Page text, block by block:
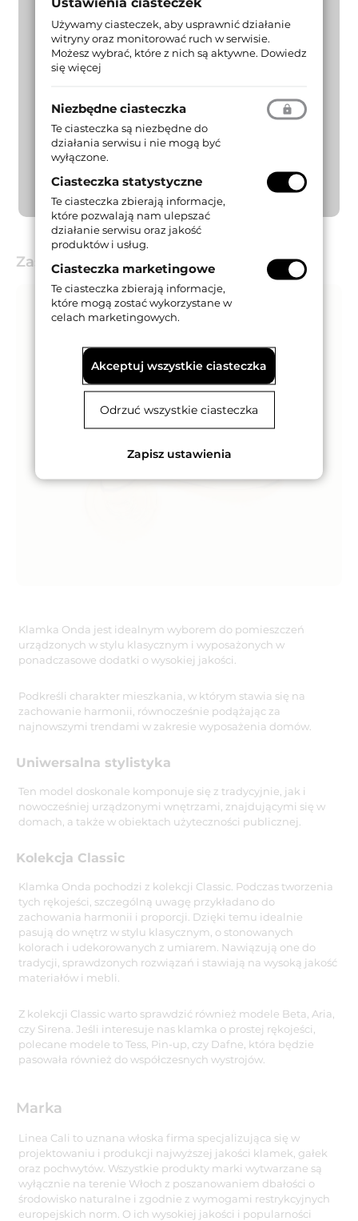
Zastosowanie
Klamka Onda jest idealnym wyborem do pomieszczeń
urządzonych w stylu klasycznym i wyposażonych w
ponadczasowe dodatki o wysokiej jakości.
Podkreśli charakter mieszkania, w którym stawia się na
zachowanie harmonii, równocześnie podążając za
najnowszymi trendami w zakresie wyposażenia domów.
Uniwersalna stylistyka
Ten model doskonale komponuje się z tradycyjnie, jak i
nowocześniej urządzonymi wnętrzami, znajdującymi się w
domach, a także w obiektach użyteczności publicznej.
Kolekcja Classic
Klamka Onda pochodzi z kolekcji Classic. Podczas tworzenia
tych rękojeści, szczególną uwagę przykładano do
zachowania harmonii i proporcji. Dzięki temu idealnie
pasują do wnętrz w stylu klasycznym, o stonowanych
kolorach i udekorowanych z umiarem. Nawiązują one do
tradycji, sprawdzonych rozwiązań i stawiają na wysoką jakość
materiałów i mebli.
Z kolekcji Classic warto sprawdzić również modele Beta, Aria,
czy Sirena. Jeśli interesuje nas klamka o prostej rękojeści,
polecane modele to Tess, Pin-up, czy Dafne, która będzie
pasowała również do współczesnych wystrojów.
Marka
Linea Cali to uznana włoska firma specjalizująca się w
projektowaniu i produkcji najwyższej jakości klamek, gałek
oraz pochwytów. Wszystkie produkty marki wytwarzane są
wyłącznie na terenie Włoch z poszanowaniem dbałości o
środowisko naturalne i zgodnie z wymogami restrykcyjnych
europejskich norm. O ich wysokiej jakości i popularności
Używamy ciasteczek, aby usprawnić działanie
witryny oraz monitorować ruch w serwisie.
Możesz wybrać, które z nich są aktywne. Dowiedz
się więcej
Niezbędne ciasteczka
Te ciasteczka są niezbędne do
działania serwisu i nie mogą być
wyłączone.
Ciasteczka statystyczne
Te ciasteczka zbierają informacje,
które pozwalają nam ulepszać
działanie serwisu oraz jakość
produktów i usług.
Ciasteczka marketingowe
Te ciasteczka zbierają informacje,
które mogą zostać wykorzystane w
celach marketingowych.
Akceptuj wszystkie ciasteczka
Odrzuć wszystkie ciasteczka
Zapisz ustawienia